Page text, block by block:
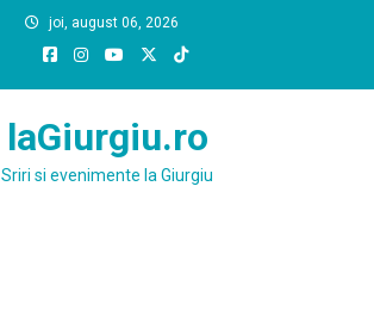
joi, august 06, 2026
laGiurgiu.ro
Sriri si evenimente la Giurgiu